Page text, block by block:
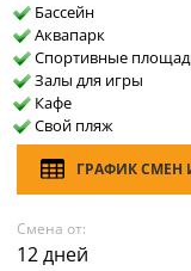
Бассейн
Аквапарк
Спортивные
Залы для игры
Кафе
Свой пляж
ГРАФИК СМЕН
Смена от:
12 дней